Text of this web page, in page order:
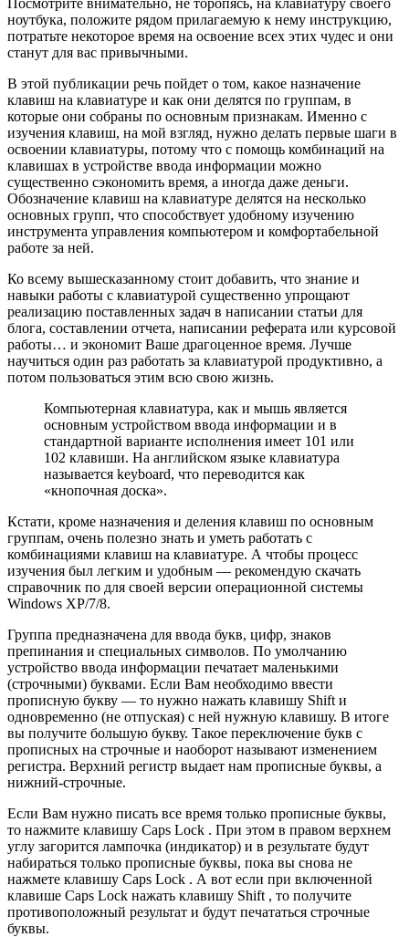
ноутбука, положите рядом прилагаемую к нему инструкцию,
потратьте некоторое время на освоение всех этих чудес и они
станут для вас привычными.
В этой публикации речь пойдет о том, какое назначение
клавиш на клавиатуре и как они делятся по группам, в
которые они собраны по основным признакам. Именно с
изучения клавиш, на мой взгляд, нужно делать первые шаги в
освоении клавиатуры, потому что с помощь комбинаций на
клавишах в устройстве ввода информации можно
существенно сэкономить время, а иногда даже деньги.
Обозначение клавиш на клавиатуре делятся на несколько
основных групп, что способствует удобному изучению
инструмента управления компьютером и комфортабельной
работе за ней.
Ко всему вышесказанному стоит добавить, что знание и
навыки работы с клавиатурой существенно упрощают
реализацию поставленных задач в написании статьи для
блога, составлении отчета, написании реферата или курсовой
работы… и экономит Ваше драгоценное время. Лучше
научиться один раз работать за клавиатурой продуктивно, а
потом пользоваться этим всю свою жизнь.
Компьютерная клавиатура, как и мышь является
основным устройством ввода информации и в
стандартной варианте исполнения имеет 101 или
102 клавиши. На английском языке клавиатура
называется keyboard, что переводится как
«кнопочная доска».
Кстати, кроме назначения и деления клавиш по основным
группам, очень полезно знать и уметь работать с
комбинациями клавиш на клавиатуре. А чтобы процесс
изучения был легким и удобным — рекомендую скачать
справочник по для своей версии операционной системы
Windows XP/7/8.
Группа предназначена для ввода букв, цифр, знаков
препинания и специальных символов. По умолчанию
устройство ввода информации печатает маленькими
(строчными) буквами. Если Вам необходимо ввести
прописную букву — то нужно нажать клавишу Shift и
одновременно (не отпуская) с ней нужную клавишу. В итоге
вы получите большую букву. Такое переключение букв с
прописных на строчные и наоборот называют изменением
регистра. Верхний регистр выдает нам прописные буквы, а
нижний-строчные.
Если Вам нужно писать все время только прописные буквы,
то нажмите клавишу Caps Lock . При этом в правом верхнем
углу загорится лампочка (индикатор) и в результате будут
набираться только прописные буквы, пока вы снова не
нажмете клавишу Caps Lock . А вот если при включенной
клавише Caps Lock нажать клавишу Shift , то получите
противоположный результат и будут печататься строчные
буквы.